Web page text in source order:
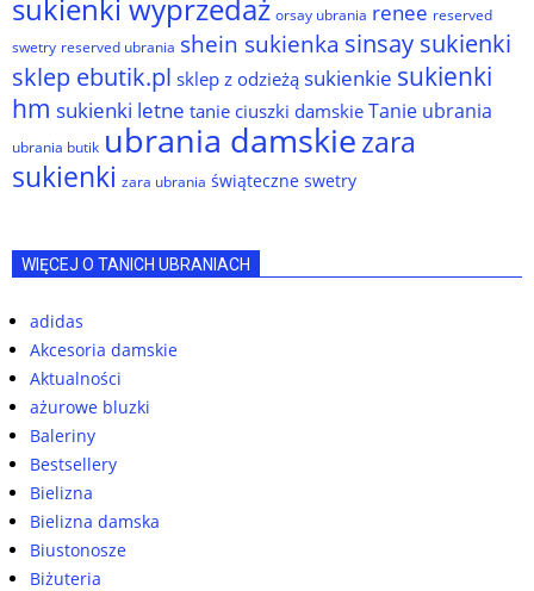
sukienki wyprzedaż orsay ubrania renee reserved
swetry reserved ubrania shein sukienka sinsay sukienki
sklep ebutik.pl sklep z odzieżą sukienkie sukienki
hm sukienki letne tanie ciuszki damskie Tanie ubrania
ubrania butik ubrania damskiezara
sukienki zara ubrania świąteczne swetry
WIĘCEJ O TANICH UBRANIACH
adidas
Akcesoria damskie
Aktualności
ażurowe bluzki
Baleriny
Bestsellery
Bielizna
Bielizna damska
Biustonosze
Biżuteria